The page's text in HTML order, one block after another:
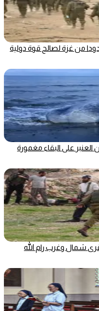
من غزة لصالح قوة دولية
على البقاء مغمورة
شمال وغرب رام الله